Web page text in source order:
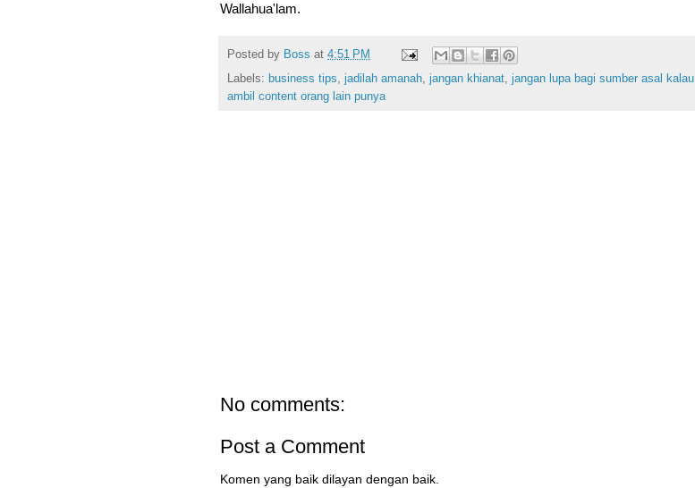
Wallahua'lam.
Posted by Boss at 4:51 PM
Labels: business tips jadilah amanah jangan khianat jangan lupa bagi sumber asal kalau
ambil content orang lain punya
No comments:
Post a Comment
Komen yang baik dilayan dengan baik.